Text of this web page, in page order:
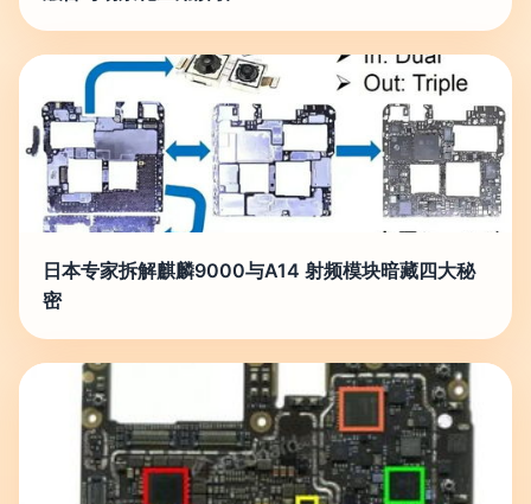
日本专家拆解麒麟9000与A14 射频模块暗藏四大秘
密